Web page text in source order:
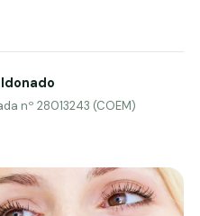
nº 28013243 (COEM)